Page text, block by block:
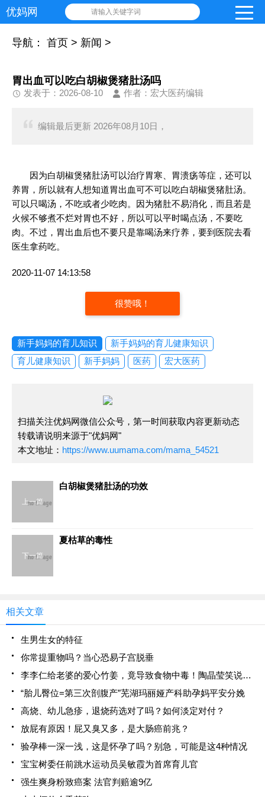
优妈网 请输入关键字词
导航： 首页 > 新闻 >
胃出血可以吃白胡椒煲猪肚汤吗
发表于：2026-08-10 作者：宏大医药编辑
编辑最后更新 2026年08月10日，
因为白胡椒煲猪肚汤可以治疗胃寒、胃溃疡等症，还可以
养胃，所以就有人想知道胃出血可不可以吃白胡椒煲猪肚汤。
可以只喝汤，不吃或者少吃肉。因为猪肚不易消化，而且若是
火候不够煮不烂对胃也不好，所以可以平时喝点汤，不要吃
肉。不过，胃出血后也不要只是靠喝汤来疗养，要到医院去看
医生拿药吃。
2020-11-07 14:13:58
很赞哦！
新手妈妈的育儿知识
新手妈妈的育儿健康知识
育儿健康知识
新手妈妈 医药 宏大医药
扫描关注优妈网微信公众号，第一时间获取内容更新动态
转载请说明来源于"优妈网"
本文地址： https://www.uumama.com/mama_54521
上一篇
白胡椒煲猪肚汤的功效
下一篇
夏枯草的毒性
相关文章
生男生女的特征
你常提重物吗？当心恐易子宫脱垂
李李仁给老婆的爱心竹姜，竟导致食物中毒！陶晶莹笑说小心枕边人
“胎儿臀位=第三次剖腹产”芜湖玛丽娅产科助孕妈平安分娩
高烧、幼儿急疹，退烧药选对了吗？如何淡定对付？
放屁有原因！屁又臭又多，是大肠癌前兆？
验孕棒一深一浅，这是怀孕了吗？别急，可能是这4种情况
宝宝树委任前跳水运动员吴敏霞为首席育儿官
强生爽身粉致癌案 法官判赔逾9亿